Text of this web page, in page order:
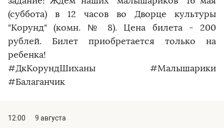
(суббота) в 12 часов во Дворце культуры
"Корунд" (комн. № 8). Цена билета - 200
рублей. Билет приобретается только на
ребенка!
#ДкКорундШиханы #Малышарики
#Балаганчик
12:00
9 августа